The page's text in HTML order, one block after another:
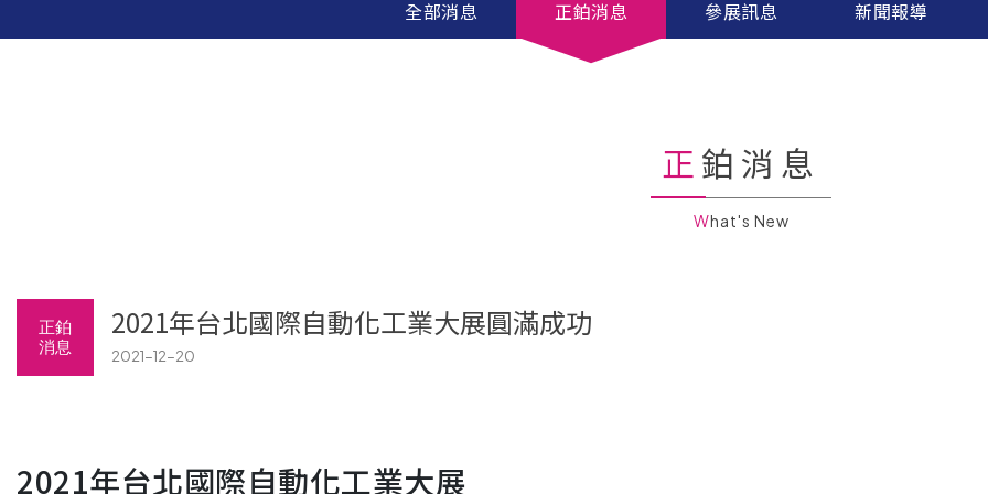
全部消息 正鉑消息 參展訊息 新聞報導
正鉑消息
What's New
正鉑
消息
2021年台北國際自動化工業大展圓滿成功
2021-12-20
2021年台北國際自動化工業大展